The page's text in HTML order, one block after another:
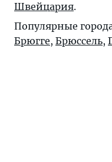
Швейцария.
Популярные
Брюгге, Брюссель,